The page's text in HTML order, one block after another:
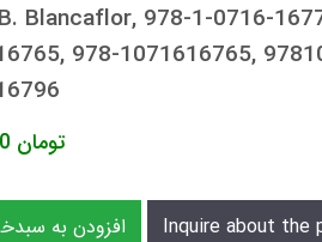
Blancaflor, 978-1-0716-
978-1071616765,
تومان
افزودن به Inquire about the